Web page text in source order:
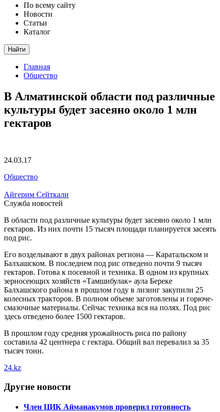
По всему сайту
Новости
Статьи
Каталог
Найти
Главная
Общество
В Алматинской области под различные
культуры будет засеяно около 1 млн
гектаров
24.03.17
Общество
Айгерим Сейткали
Служба новостей
В области под различные культуры будет засеяно около 1 млн
гектаров. Из них почти 15 тысяч площади планируется засеять
под рис.
Его возделывают в двух районах региона — Каратальском и
Балхашском. В последнем под рис отведено почти 9 тысяч
гектаров. Готова к посевной и техника. В одном из крупных
зерносеющих хозяйств «Тамшибулак» аула Береке
Балхашского района в прошлом году в лизинг закупили 25
колесных тракторов. В полном объеме заготовлены и горюче-
смазочные материалы. Сейчас техника вся на полях. Под рис
здесь отведено более 1500 гектаров.
В прошлом году средняя урожайность риса по району
составила 42 центнера с гектара. Общий вал перевалил за 35
тысяч тонн.
24.kz
Другие новости
Член ЦИК Айманакумов проверил готовность